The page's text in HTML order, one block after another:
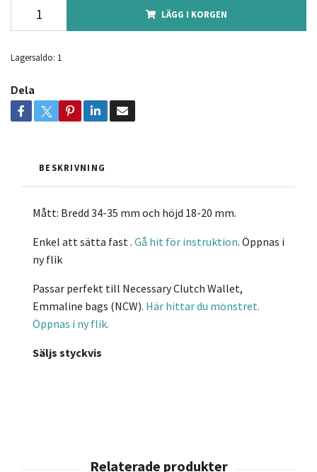
LÄGG I KORGEN
Lagersaldo: 1
Dela
BESKRIVNING
Mått: Bredd 34-35 mm och höjd 18-20 mm.
Enkel att sätta fast . Gå hit för instruktion. Öppnas i
ny flik
Passar perfekt till Necessary Clutch Wallet,
Emmaline bags (NCW). Här hittar du mönstret.
Öppnas i ny flik.
Säljs styckvis